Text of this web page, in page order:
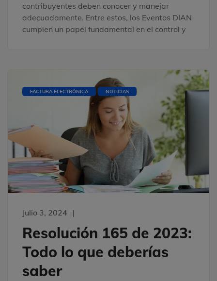
contribuyentes deben conocer y manejar
adecuadamente. Entre estos, los Eventos DIAN
cumplen un papel fundamental en el control y
FACTURA ELECTRÓNICA NOTICIAS
Julio 3, 2024
Resolución 165 de 2023:
Todo lo que deberías
saber